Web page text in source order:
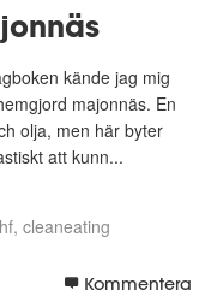
kände jag mig
majonnäs. En
olja, men här byter
att kunn...
cleaneating
Kommentera